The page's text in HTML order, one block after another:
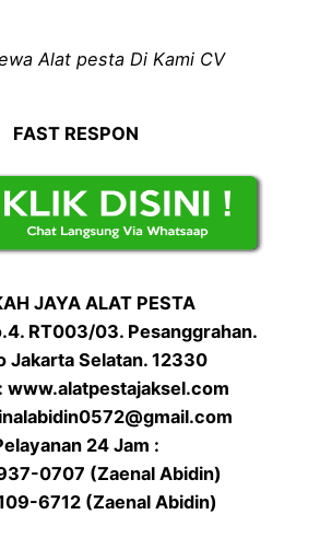
Alat pesta Di Kami CV
FAST RESPON
JAYA ALAT PESTA
RT003/03. Pesanggrahan.
Jakarta Selatan. 12330
www.alatpestajaksel.com
24 Jam :
0707 (Zaenal Abidin)
6712 (Zaenal Abidin)